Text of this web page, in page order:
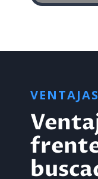
VENTAJAS